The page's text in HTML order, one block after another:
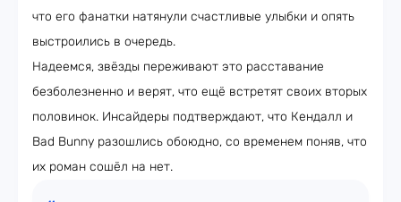
что его фанатки натянули счастливые улыбки и опять
выстроились в очередь.
Надеемся, звёзды переживают это расставание
безболезненно и верят, что ещё встретят своих вторых
половинок. Инсайдеры подтверждают, что Кендалл и
Bad Bunny разошлись обоюдно, со временем поняв, что
их роман сошёл на нет.